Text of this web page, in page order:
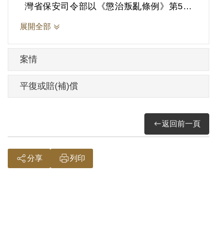
灣省保安司令部以《懲治叛亂條例》第5條
「參加叛亂之組織」判處有期徒刑7年。
其家屬於1999年7月向補償基金會提出申
請，2001年6月經第2屆第9次臨時董事會審
核通過予以補償。補償理由為原判決認定
其參加叛亂之組織，係依其與同案被告黃
火成在前保密局之自白為據。惟其於審理
「臺灣民主自治同盟」組織之性質與目的
展開全部
案情
平復或賠(補)償
返回前一頁
分享 列印